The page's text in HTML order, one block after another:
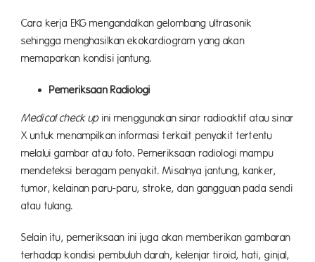
Cara kerja EKG mengandalkan gelombang ultrasonik
sehingga menghasilkan ekokardiogram yang akan
memaparkan kondisi jantung.
Pemeriksaan Radiologi
Medical check upini menggunakan sinar radioaktif atau sinar
X untuk menampilkan informasi terkait penyakit tertentu
melalui gambar atau foto. Pemeriksaan radiologi mampu
mendeteksi beragam penyakit. Misalnya jantung, kanker,
tumor, kelainan paru-paru, stroke, dan gangguan pada sendi
atau tulang.
Selain itu, pemeriksaan ini juga akan memberikan gambaran
terhadap kondisi pembuluh darah, kelenjar tiroid, hati, ginjal,